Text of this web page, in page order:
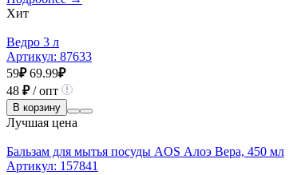
Хит
Ведро 3 л
Артикул: 87633
59₽ 69.99₽
48 ₽/ опт
В корзину
Лучшая цена
Бальзам для мытья посуды AOS Алоэ Вера, 450 мл
Артикул: 157841